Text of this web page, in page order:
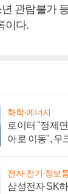
관람불가
이다.
화학·에너지
로이터 "정제
아로 이동", 우
전자·전기·정보
삼성전자 SK